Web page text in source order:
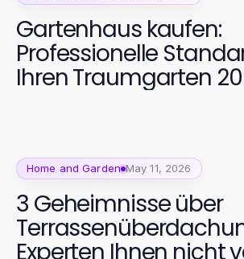
Gartenhaus kaufen:
Professionelle
Ihren Traumgarten
Home and Garden May 11, 2026
3 Geheimnisse über
Experten Ihnen nicht